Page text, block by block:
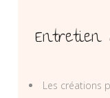
Entretien
Les créations